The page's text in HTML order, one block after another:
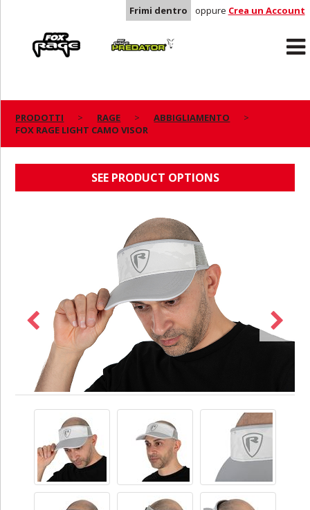
Frimi dentro oppure Crea un Account
Predator
PRODOTTI RAGE
ABBIGLIAMENTO
FOX RAGE LIGHT CAMO VISOR
SEE PRODUCT OPTIONS